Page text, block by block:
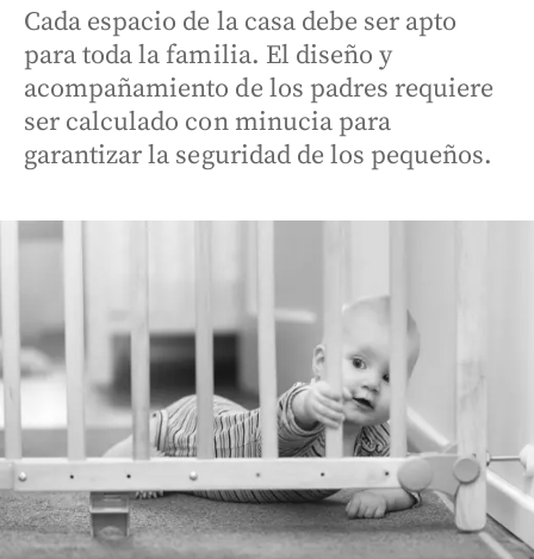
Cada espacio de la casa debe ser apto
para toda la familia. El diseño y
acompañamiento de los padres requiere
ser calculado con minucia para
garantizar la seguridad de los pequeños.